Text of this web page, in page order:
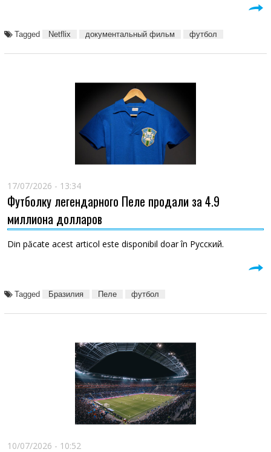
Tagged Netflix документальный фильм футбол
17/07/2026 - 13:34
Футболку легендарного Пеле продали за 4.9
миллиона долларов
Din păcate acest articol este disponibil doar în Русский.
Tagged Бразилия Пеле футбол
10/07/2026 - 10:52